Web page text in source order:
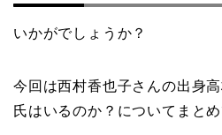
いかがでしょうか？
今回は西村香也子さんの出身
氏はいるのか？についてまとめ